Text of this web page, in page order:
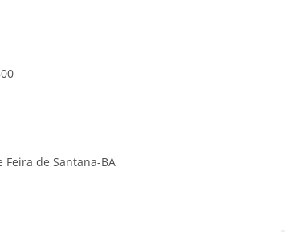
Feira de Santana-BA